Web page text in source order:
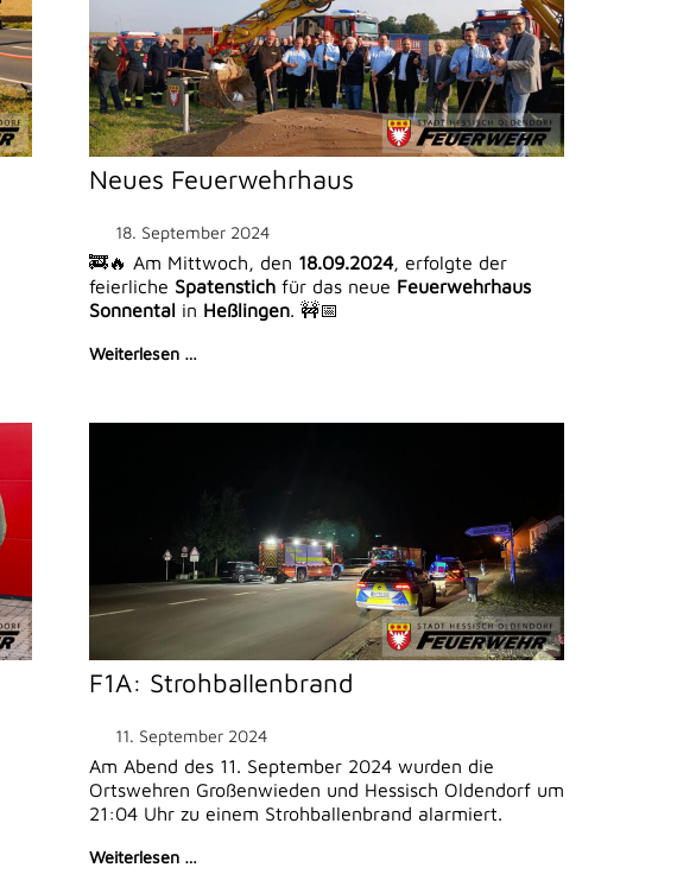
Neues Feuerwehrhaus
18. September 2024
🚒🔥 Am Mittwoch, den 18.09.2024, erfolgte der
feierliche Spatenstich für das neue Feuerwehrhaus
Sonnental in Heßlingen. 🚧📅
Weiterlesen …
F1A: Strohballenbrand
11. September 2024
Am Abend des 11. September 2024 wurden die
Ortswehren Großenwieden und Hessisch Oldendorf um
21:04 Uhr zu einem Strohballenbrand alarmiert.
Weiterlesen …